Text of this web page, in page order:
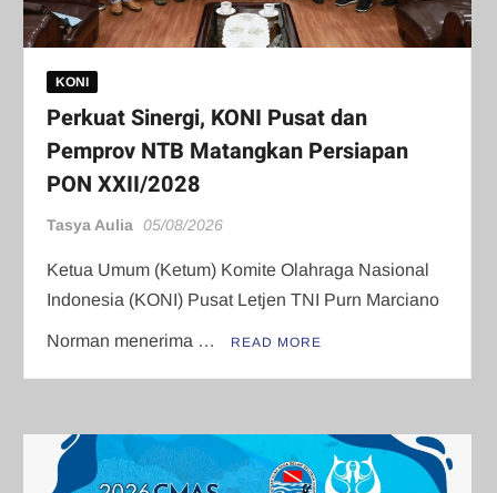
KONI
Perkuat Sinergi, KONI Pusat dan
Pemprov NTB Matangkan Persiapan
PON XXII/2028
Tasya Aulia 05/08/2026
Ketua Umum (Ketum) Komite Olahraga Nasional
Indonesia (KONI) Pusat Letjen TNI Purn Marciano
Norman menerima … READ MORE